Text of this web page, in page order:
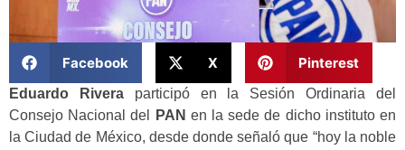
Facebook X Pinterest
Eduardo Riveraparticipó en la Sesión Ordinaria del
Consejo Nacional del
PAN en la sede de dicho instituto en
la Ciudad de México, desde donde señaló que “hoy la noble